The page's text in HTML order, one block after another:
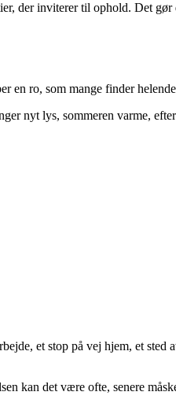
der inviterer til ophold. Det
ro, som mange finder
nyt lys, sommeren varme,
et stop på vej hjem, et
kan det være ofte, senere